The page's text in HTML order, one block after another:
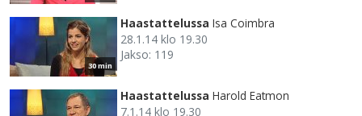
30 min
Haastattelussa Isa Coimbra
28.1.14 klo 19.30
Jakso: 119
Haastattelussa Harold Eatmon
7.1.14 klo 19.30